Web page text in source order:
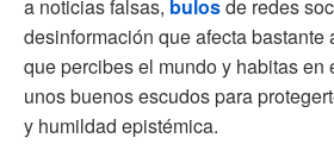
a noticias falsas, bulosde redes
desinformación que afecta bastante
que percibes el mundo y habitas en
unos buenos escudos para
y humildad epistémica.